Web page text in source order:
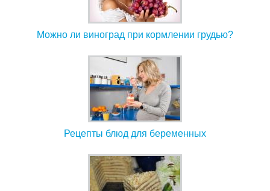
Можно ли виноград при кормлении грудью?
Рецепты блюд для беременных